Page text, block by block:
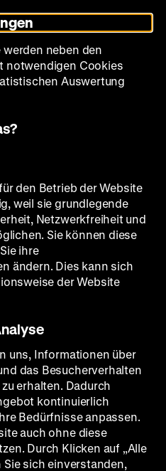
20.00 Uhr
sich Rita Hayworth
Pictures. Unter der
Cohn wurde ihr Image
charakteristisch waren. Mit
zusammen mit ihrem
als sie sich für die
from Shanghaiin
Haare kurzschneiden und
femme fataleElsa
von Welles gespielten
auf hoher See, vor
und unter
Partners und eines
aus Eifersucht, Verrat und
neben den
notwendigen Cookies
Auswertung
den Betrieb der Website
weil sie grundlegende
Netzwerkfreiheit und
Sie können diese
ihre
ändern. Dies kann sich
der Website
uns, Informationen über
das Besucherverhalten
erhalten. Dadurch
kontinuierlich
Bedürfnisse anpassen.
auch ohne diese
Durch Klicken auf „Alle
Sie sich einverstanden,